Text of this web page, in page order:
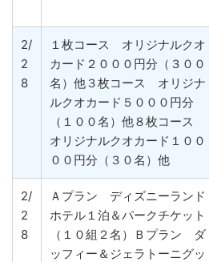
2/
2
8
１枚コース オリジナルクオ
カード２０００円分（３００
名）他３枚コース オリジナ
ルクオカード５０００円分
（１００名）他８枚コース
オリジナルクオカード１００
００円分（３０名）他
2/
2
8
Ａプラン ディズニーランド
ホテル１泊＆パークチケット
（１０組２名）Ｂプラン ダ
ッフィー＆ジェラトーニグッ